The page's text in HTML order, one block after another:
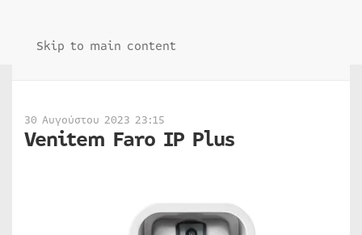
Skip to main content
30 Αυγούστου 2023 23:15
Venitem Faro IP Plus